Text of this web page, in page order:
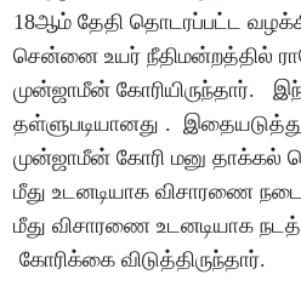
18ஆம் தேதி தொடரப்பட்ட
சென்னை உயர் நீதிமன்றத்தில்
முன்ஜாமீன் கோரியிருந்தார்.
தள்ளுபடியானது .
முன்ஜாமீன் கோரி மனு தாக்கல்
மீது உடனடியாக விசாரணை
மீது விசாரணை உடனடியாக
கோரிக்கை விடுத்திருந்தார்.